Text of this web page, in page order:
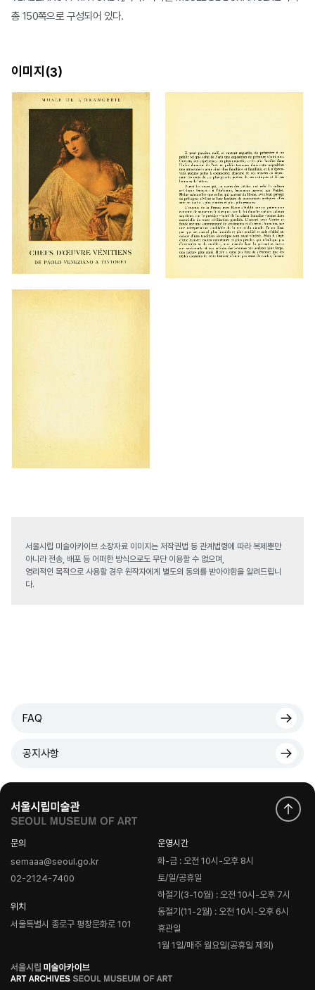
총 150쪽으로 구성되어 있다.
이미지(3)
서울시립 미술아카이브 소장자료 이미지는 저작권법 등 관계법령에 따라 복제뿐만
아니라 전송, 배포 등 어떠한 방식으로도 무단 이용할 수 없으며,
영리적인 목적으로 사용할 경우 원작자에게 별도의 동의를 받아야함을 알려드립니
다.
FAQ
공지사항
문의
semaaa@seoul.go.kr
02-2124-7400
위치
서울특별시 종로구 평창문화로 101
운영시간
화-금 : 오전 10시-오후 8시
토/일/공휴일
하절기(3-10월) : 오전 10시-오후 7시
동절기(11-2월) : 오전 10시-오후 6시
휴관일
1월 1일/매주 월요일(공휴일 제외)
로
고